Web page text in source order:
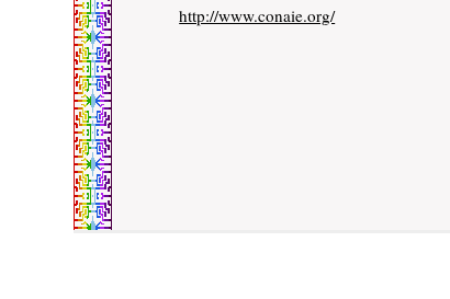
http://www.conaie.org/